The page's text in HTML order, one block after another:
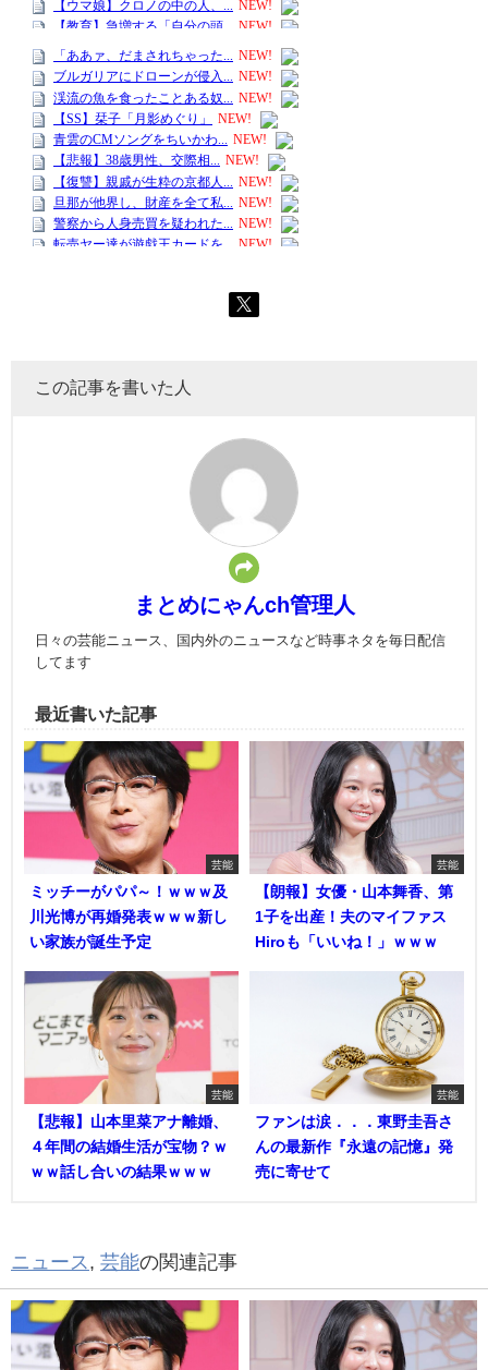
この記事を書いた人
まとめにゃんch管理人
日々の芸能ニュース、国内外のニュースなど時事ネタを毎日配信
してます
最近書いた記事
芸能
ミッチーがパパ～！ｗｗｗ及
川光博が再婚発表ｗｗｗ新し
い家族が誕生予定
芸能
【朗報】女優・山本舞香、第
1子を出産！夫のマイファス
Hiroも「いいね！」ｗｗｗ
芸能
【悲報】山本里菜アナ離婚、
４年間の結婚生活が宝物？ｗ
ｗｗ話し合いの結果ｗｗｗ
芸能
ファンは涙．．．東野圭吾さ
んの最新作『永遠の記憶』発
売に寄せて
ニュース , 芸能の関連記事